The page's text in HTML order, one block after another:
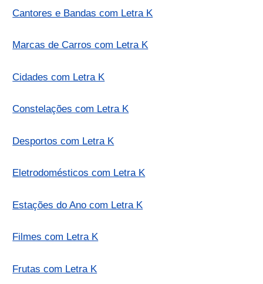
Cantores e Bandas com Letra K
Marcas de Carros com Letra K
Cidades com Letra K
Constelações com Letra K
Desportos com Letra K
Eletrodomésticos com Letra K
Estações do Ano com Letra K
Filmes com Letra K
Frutas com Letra K